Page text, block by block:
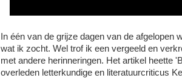
In één van de grijze dagen van de
wat ik zocht. Wel trof ik een vergeeld en
met andere herinneringen. Het artikel heette
overleden letterkundige en literatuurcriticus